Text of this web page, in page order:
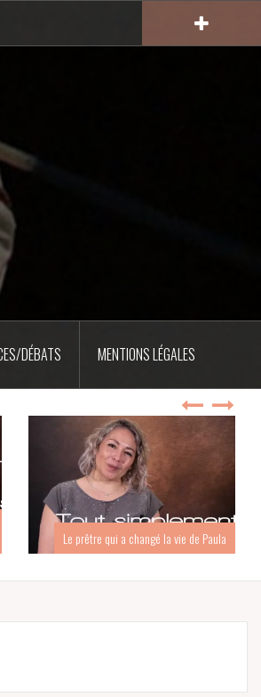
DÉBATS MENTIONS LÉGALES
Le prêtre qui a changé la vie de Paula